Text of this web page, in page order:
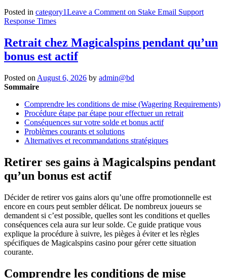
Posted in category1Leave a Comment on Stake Email Support
Response Times
Retrait chez Magicalspins pendant qu’un
bonus est actif
Posted on August 6, 2026 by admin@bd
Sommaire
Comprendre les conditions de mise (Wagering Requirements)
Procédure étape par étape pour effectuer un retrait
Conséquences sur votre solde et bonus actif
Problèmes courants et solutions
Alternatives et recommandations stratégiques
Retirer ses gains à Magicalspins pendant
qu’un bonus est actif
Décider de retirer vos gains alors qu’une offre promotionnelle est
encore en cours peut sembler délicat. De nombreux joueurs se
demandent si c’est possible, quelles sont les conditions et quelles
conséquences cela aura sur leur solde. Ce guide pratique vous
explique la procédure à suivre, les pièges à éviter et les règles
spécifiques de Magicalspins casino pour gérer cette situation
courante.
Comprendre les conditions de mise